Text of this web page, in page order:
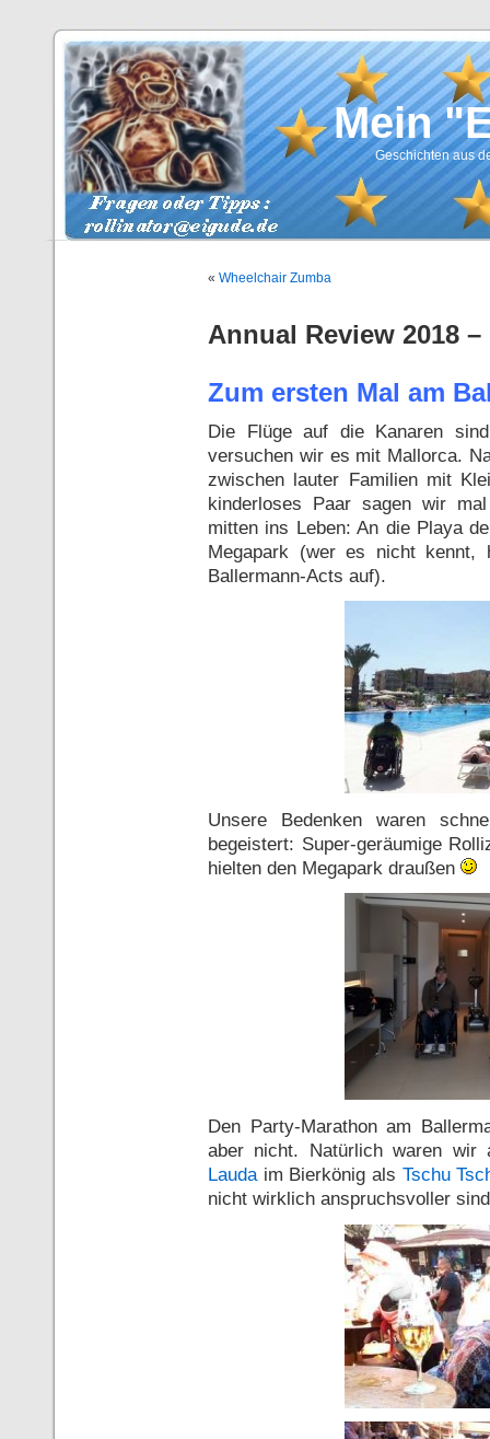
Mein
Geschichten aus
« Wheelchair Zumba
Annual Review 2018
Zum ersten Mal am
Die Flüge auf die Kanaren
versuchen wir es mit Mallorca.
zwischen lauter Familien mit
kinderloses Paar sagen wir
mitten ins Leben: An die Playa
Megapark (wer es nicht kennt,
Ballermann-Acts auf).
Unsere Bedenken waren
begeistert: Super-geräumige
hielten den Megapark draußen
Den Party-Marathon am
aber nicht. Natürlich waren
Lauda im Bierkönig als Tschu
nicht wirklich anspruchsvoller